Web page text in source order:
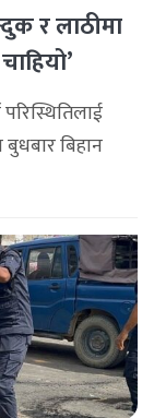
र लाठीमा
बुधबार बिहान
सभापति रवि